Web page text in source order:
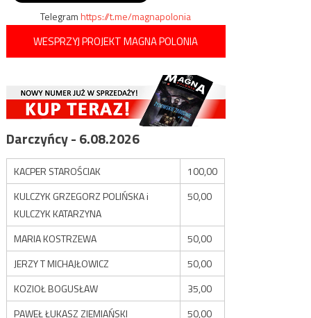
Telegramhttps://t.me/magnapolonia
WESPRZYJ PROJEKT MAGNA POLONIA
Darczyńcy - 6.08.2026
KACPER STAROŚCIAK
100,00
KULCZYK GRZEGORZ POLIŃSKA i
KULCZYK KATARZYNA
50,00
MARIA KOSTRZEWA
50,00
JERZY T MICHAJŁOWICZ
50,00
KOZIOŁ BOGUSŁAW
35,00
PAWEŁ ŁUKASZ ZIEMIAŃSKI
50,00